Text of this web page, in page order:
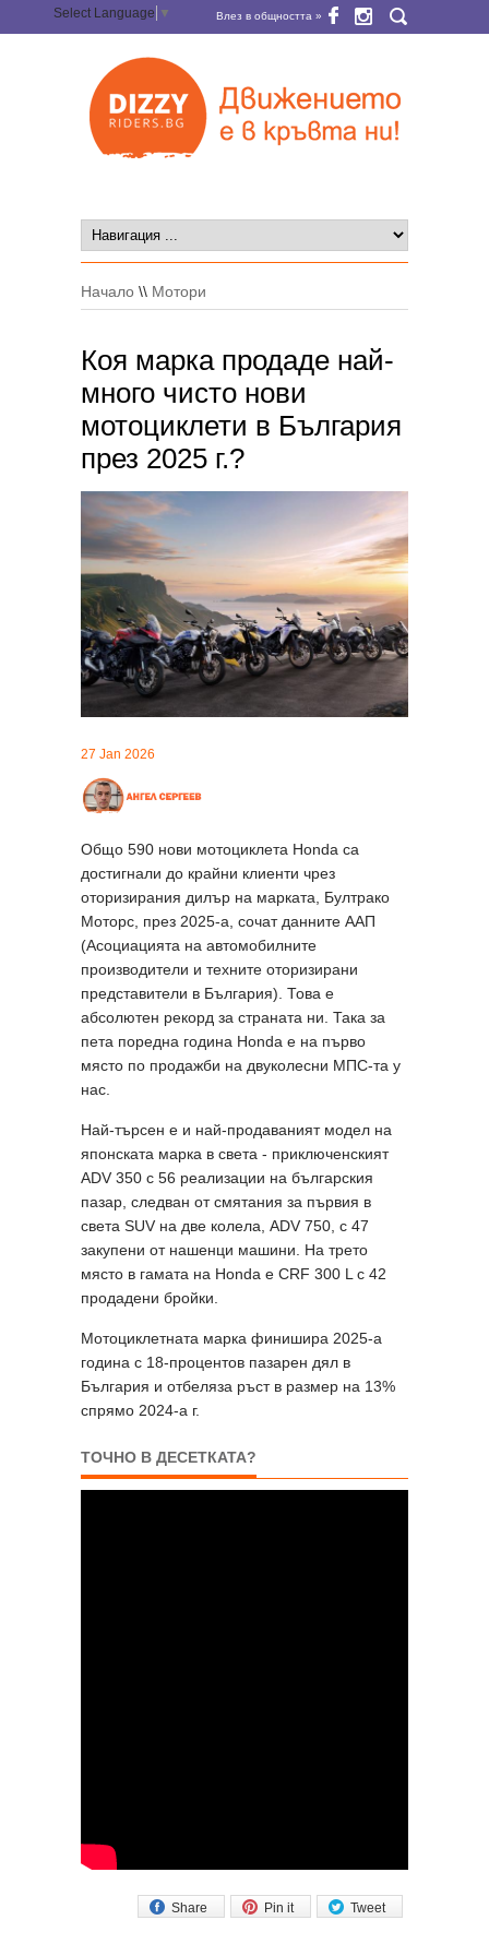
Select Language ▼ Влез в общността »
Начало \\ Мотори
Коя марка продаде най-
много чисто нови
мотоциклети в България
през 2025 г.?
27 Jan 2026
Общо 590 нови мотоциклета Honda са
достигнали до крайни клиенти чрез
оторизирания дилър на марката, Бултрако
Моторс, през 2025-а, сочат данните ААП
(Асоциацията на автомобилните
производители и техните оторизирани
представители в България). Това е
абсолютен рекорд за страната ни. Така за
пета поредна година Honda е на първо
място по продажби на двуколесни МПС-та у
нас.
Най-търсен е и най-продаваният модел на
японската марка в света - приключенският
ADV 350 с 56 реализации на българския
пазар, следван от смятания за първия в
света SUV на две колела, ADV 750, с 47
закупени от нашенци машини. На трето
място в гамата на Honda e CRF 300 L с 42
продадени бройки.
Мотоциклетната марка финишира 2025-а
година с 18-процентов пазарен дял в
България и отбеляза ръст в размер на 13%
спрямо 2024-а г.
ТОЧНО В ДЕСЕТКАТА?
Tweet
Pin it
Share